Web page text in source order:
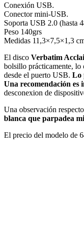
Conexión USB.
Conector mini-USB.
Soporta USB 2.0 (hasta
Peso 140grs
Medidas 11,3×7,5×1,3
El disco Verbatim
bolsillo prácticamente, lo
desde el puerto USB. Lo
Una recomendación
desconexion de
Una observación
blanca que parpadea
El precio del modelo de